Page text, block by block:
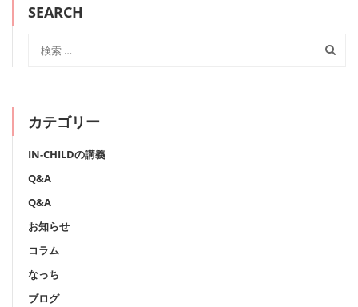
SEARCH
カテゴリー
IN-CHILDの講義
Q&A
Q&A
お知らせ
コラム
なっち
ブログ